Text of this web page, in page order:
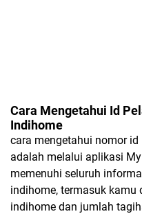
Cara Mengetahui Id
Indihome
cara mengetahui nomor
adalah melalui aplikasi
memenuhi seluruh
indihome, termasuk kamu
indihome dan jumlah